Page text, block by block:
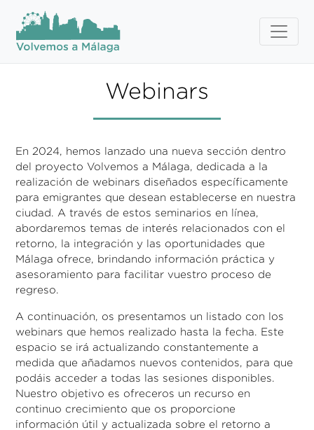
Webinars
En 2024, hemos lanzado una nueva sección dentro
del proyecto Volvemos a Málaga, dedicada a la
realización de webinars diseñados específicamente
para emigrantes que desean establecerse en nuestra
ciudad. A través de estos seminarios en línea,
abordaremos temas de interés relacionados con el
retorno, la integración y las oportunidades que
Málaga ofrece, brindando información práctica y
asesoramiento para facilitar vuestro proceso de
regreso.
A continuación, os presentamos un listado con los
webinars que hemos realizado hasta la fecha. Este
espacio se irá actualizando constantemente a
medida que añadamos nuevos contenidos, para que
podáis acceder a todas las sesiones disponibles.
Nuestro objetivo es ofreceros un recurso en
continuo crecimiento que os proporcione
información útil y actualizada sobre el retorno a